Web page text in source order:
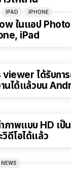
IPAD IPHONE
ในแอป
iPad
ได้รับกา
งานใหม่ ใช้งานได้แล้วบน
าพแบบ HD เป็
ดีโอได้แล้ว
NEWS